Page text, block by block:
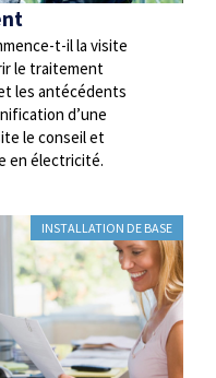
t-il la visite
le traitement
les antécédents
d’une
le conseil et
en électricité.
INSTALLATION DE BASE